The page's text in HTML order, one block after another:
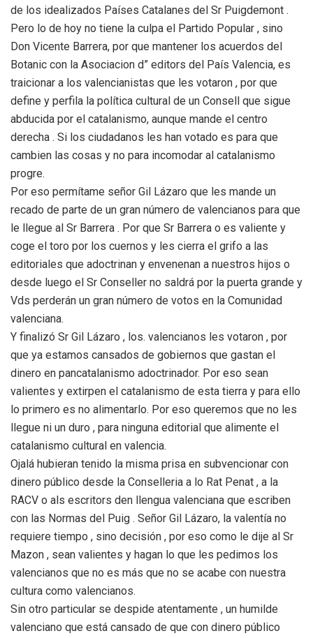
de los idealizados Países Catalanes del Sr Puigdemont .
Pero lo de hoy no tiene la culpa el Partido Popular , sino
Don Vicente Barrera, por que mantener los acuerdos del
Botanic con la Asociacion d” editors del País Valencia, es
traicionar a los valencianistas que les votaron , por que
define y perfila la política cultural de un Consell que sigue
abducida por el catalanismo, aunque mande el centro
derecha . Si los ciudadanos les han votado es para que
cambien las cosas y no para incomodar al catalanismo
progre.
Por eso permítame señor Gil Lázaro que les mande un
recado de parte de un gran número de valencianos para que
le llegue al Sr Barrera . Por que Sr Barrera o es valiente y
coge el toro por los cuernos y les cierra el grifo a las
editoriales que adoctrinan y envenenan a nuestros hijos o
desde luego el Sr Conseller no saldrá por la puerta grande y
Vds perderán un gran número de votos en la Comunidad
valenciana.
Y finalizó Sr Gil Lázaro , los. valencianos les votaron , por
que ya estamos cansados de gobiernos que gastan el
dinero en pancatalanismo adoctrinador. Por eso sean
valientes y extirpen el catalanismo de esta tierra y para ello
lo primero es no alimentarlo. Por eso queremos que no les
llegue ni un duro , para ninguna editorial que alimente el
catalanismo cultural en valencia.
Ojalá hubieran tenido la misma prisa en subvencionar con
dinero público desde la Conselleria a lo Rat Penat , a la
RACV o als escritors den llengua valenciana que escriben
con las Normas del Puig . Señor Gil Lázaro, la valentía no
requiere tiempo , sino decisión , por eso como le dije al Sr
Mazon , sean valientes y hagan lo que les pedimos los
valencianos que no es más que no se acabe con nuestra
cultura como valencianos.
Sin otro particular se despide atentamente , un humilde
valenciano que está cansado de que con dinero público